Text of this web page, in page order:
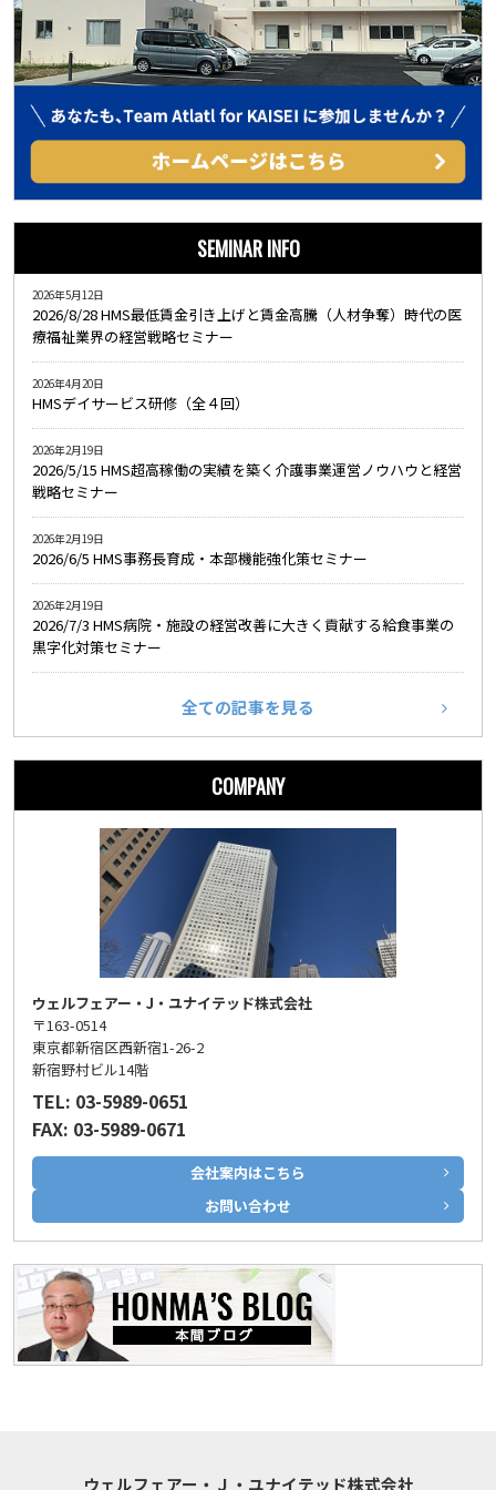
SEMINAR INFO
2026/8/28 HMS最低賃金引き上げと賃金高騰（人材争奪）時代の医
療福祉業界の経営戦略セミナー
2026年5月12日
HMSデイサービス研修（全４回）
2026年4月20日
2026/5/15 HMS超高稼働の実績を築く介護事業運営ノウハウと経営
戦略セミナー
2026年2月19日
2026/6/5 HMS事務長育成・本部機能強化策セミナー
2026年2月19日
2026/7/3 HMS病院・施設の経営改善に大きく貢献する給食事業の
黒字化対策セミナー
2026年2月19日
全ての記事を見る
COMPANY
ウェルフェアー・J・ユナイテッド株式会社
〒163-0514
東京都新宿区西新宿1-26-2
新宿野村ビル14階
TEL: 03-5989-0651
FAX: 03-5989-0671
会社案内はこちら
お問い合わせ
ウェルフェアー・Ｊ・ユナイテッド株式会社